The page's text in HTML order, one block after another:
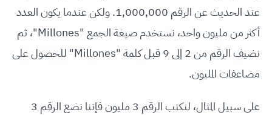
عند الحديث عن الرقم 1,000,000. ولكن عندما يكون العدد
أكثر من مليون واحد، نستخدم صيغة الجمع "Millones"، ثم
نضيف الرقم من 2 إلى 9 قبل كلمة "Millones" للحصول على
مضاعفات المليون.
على سبيل المثال، لنكتب الرقم 3 مليون فإننا نضع الرقم 3